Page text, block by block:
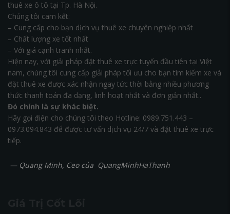
thuê xe ô tô tại Tp. Hà Nội.
Chúng tôi cam kết:
– Cung cấp cho bạn dịch vụ thuê xe chuyên nghiệp nhất
– Chất lượng xe tốt nhất
– Với giá cạnh tranh nhất.
Hiện nay, với giải pháp đặt thuê xe trực tuyến đầu tiên tại Việt
nam, chúng tôi cung cấp giải pháp tối ưu cho bạn tìm kiếm xe và
đặt thuê xe được xác nhận ngay tức thời bằng nhiều phương
thức thanh toán đa dạng, linh hoạt nhất và đơn giản nhất..
Đó chính là sự khác biệt.
Hãy gọi điện cho chúng tôi theo Hotline: 0989.751.443 –
0973.094.843 để được tư vấn dịch vụ 24/7 và đặt thuê xe trực
tiếp.
— Quang Minh, Ceo của QuangMinhHaThanh